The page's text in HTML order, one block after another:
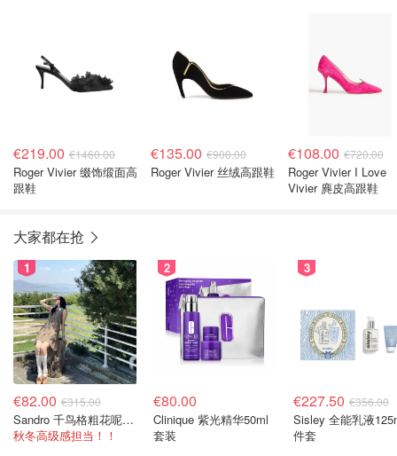
€219.00 €1460.00
Roger Vivier 缀饰缎面高
跟鞋
€135.00 €900.00
Roger Vivier 丝绒高跟鞋
€108.00 €720.00
Roger Vivier I Love
Vivier 麂皮高跟鞋
大家都在抢
1
€82.00 €315.00
Sandro 千鸟格粗花呢连衣裙
秋冬高级感担当！！
2
€80.00
Clinique 紫光精华50ml
套装
3
€227.50 €356.00
Sisley 全能乳液
件套